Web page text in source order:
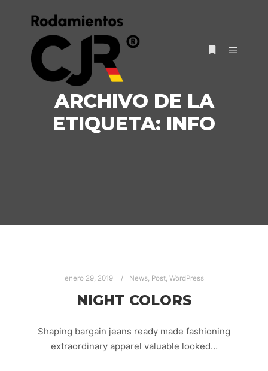
ARCHIVO DE LA
ETIQUETA: INFO
enero 29, 2019 News, Post, WordPress
NIGHT COLORS
Shaping bargain jeans ready made fashioning
extraordinary apparel valuable looked…